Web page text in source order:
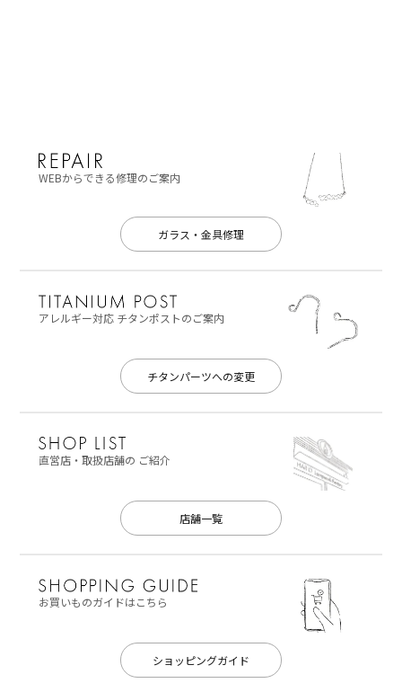
WEBからできる修理のご案内
ガラス・金具修理
アレルギー対応チタンポストのご案内
チタンパーツへの変更
直営店・取扱店舗の ご紹介
店舗一覧
お買いものガイドはこちら
ショッピングガイド